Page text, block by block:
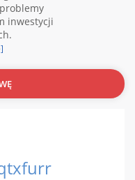
inwestycji